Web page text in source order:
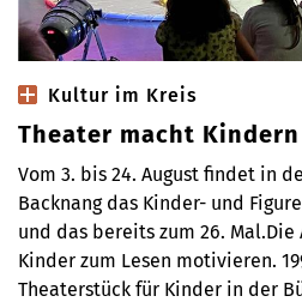
Kultur im Kreis
Theater macht
Vom 3. bis 24. August findet in
Backnang das Kinder- und
und das bereits zum 26.
Kinder zum Lesen motivieren.
Theaterstück für Kinder in der